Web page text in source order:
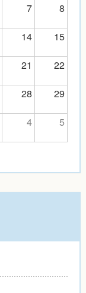
7 8
14
15
21
22
28
29
4 5